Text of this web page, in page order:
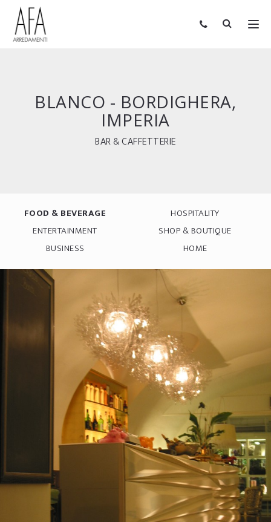
BLANCO - BORDIGHERA,
IMPERIA
BAR & CAFFETTERIE
FOOD & BEVERAGE
HOSPITALITY
ENTERTAINMENT
SHOP & BOUTIQUE
BUSINESS
HOME